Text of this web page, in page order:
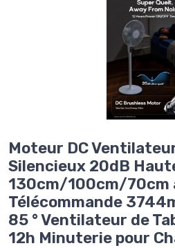
Moteur DC
Silencieux 20dB
130cm/100cm/70cm
Télécommande
85 ° Ventilateur de
12h Minuterie pour